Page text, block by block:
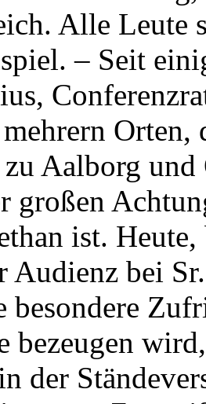
Alle Leute
‒ Seit
Aalborg und
großen
ist.
Audienz bei
besondere
bezeugen
der